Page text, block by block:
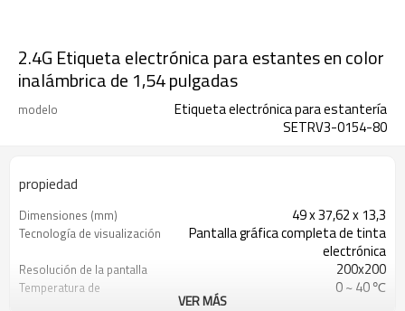
2.4G Etiqueta electrónica para estantes en color
inalámbrica de 1,54 pulgadas
modelo
Etiqueta electrónica para estantería
SETRV3-0154-80
propiedad
Dimensiones (mm) 49 x 37,62 x 13,3
Tecnología de visualización
Pantalla gráfica completa de tinta
electrónica
Resolución de la pantalla 200x200
Temperatura de
0 ~ 40 ℃
VER MÁS